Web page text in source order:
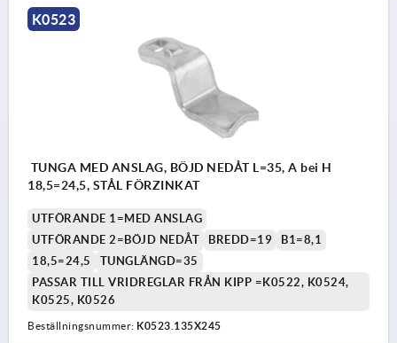
K0523
TUNGA MED ANSLAG, BÖJD NEDÅT L=35, A bei H
18,5=24,5, STÅL FÖRZINKAT
UTFÖRANDE 1=MED ANSLAG
UTFÖRANDE 2=BÖJD NEDÅT
BREDD=19
B1=8,1
18,5=24,5
TUNGLÄNGD=35
PASSAR TILL VRIDREGLAR FRÅN KIPP =K0522, K0524,
K0525, K0526
Beställningsnummer: K0523.135X245